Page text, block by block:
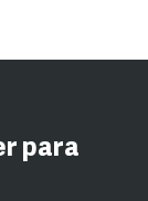
para